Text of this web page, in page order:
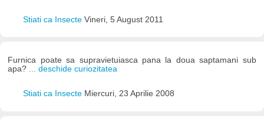
Stiati ca Insecte Vineri, 5 August 2011
Furnica poate sa supravietuiasca pana la doua saptamani sub
apa? ... deschide curiozitatea
Stiati ca Insecte Miercuri, 23 Aprilie 2008